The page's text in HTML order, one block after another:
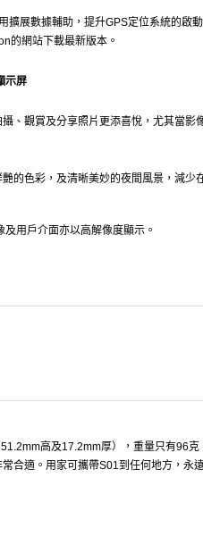
擴展數據輔助，提升GPS定位系統的啟
的網站下載最新版本。
示屏
、觀賞及分享照片更添喜悅，尤其當影
的色彩，及清晰美妙的夜間風景，減少
用戶介面亦以高解像度顯示。
高及17.2mm厚），重量只有96
合適。用家可攜帶S01到任何地方，永